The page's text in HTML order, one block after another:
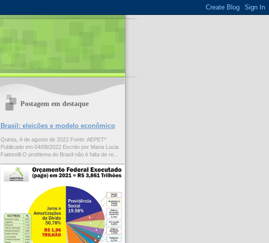
Postagem em destaque
Brasil: eleições e modelo econômico
Quinta, 4 de agosto de 2022 Fonte: AEPET*
Publicado em 04/08/2022 Escrito por Maria Lucia
Fattorelli O problema do Brasil não é falta de re...